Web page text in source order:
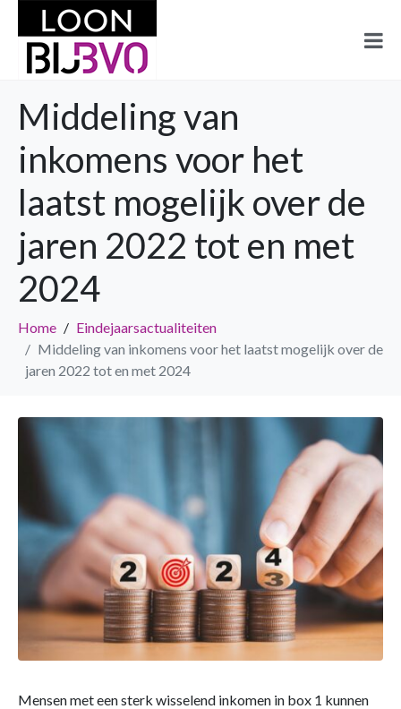
Middeling van
inkomens voor het
laatst mogelijk over de
jaren 2022 tot en met
2024
Home
Eindejaarsactualiteiten
Middeling van inkomens voor het laatst mogelijk over de
jaren 2022 tot en met 2024
Mensen met een sterk wisselend inkomen in box 1 kunnen